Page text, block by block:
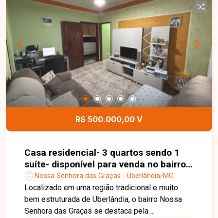
R$ 500.000,00 V
Casa residencial- 3 quartos sendo 1
suíte- disponível para venda no bairro
Nossa Senhora das Graças em
Uberlândia-MG.
Nossa Senhora das Graças - Uberlândia/MG
Localizado em uma região tradicional e muito
bem estruturada de Uberlândia, o bairro Nossa
Senhora das Graças se destaca pela